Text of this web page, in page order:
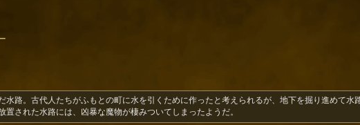
水路。古代人たちがふもとの町に水を引くために作ったと考えられるが、地下を掘り進めて
置された水路には、凶暴な魔物が棲みついてしまったようだ。